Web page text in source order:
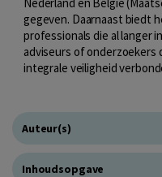
gegeven. Daarnaast biedt
professionals die al langer
adviseurs of onderzoekers
integrale veiligheid
Auteur(s)
Inhoudsopgave